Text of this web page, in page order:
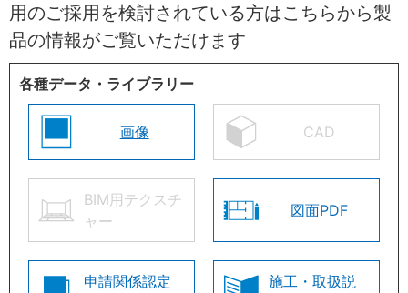
用のご採用を検討されている方はこちらから製
品の情報がご覧いただけます
各種データ・ライブラリー
画像 CAD
BIM用テクスチ
ャー
図面PDF
申請関係認定
施工・取扱説